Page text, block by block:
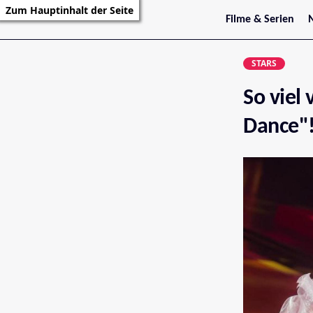
Zum Hauptinhalt der Seite
Filme & Serien
Trailer
Filmarchiv
STARS
So viel
Dance"!